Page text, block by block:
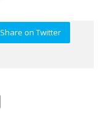
Share on Twitter